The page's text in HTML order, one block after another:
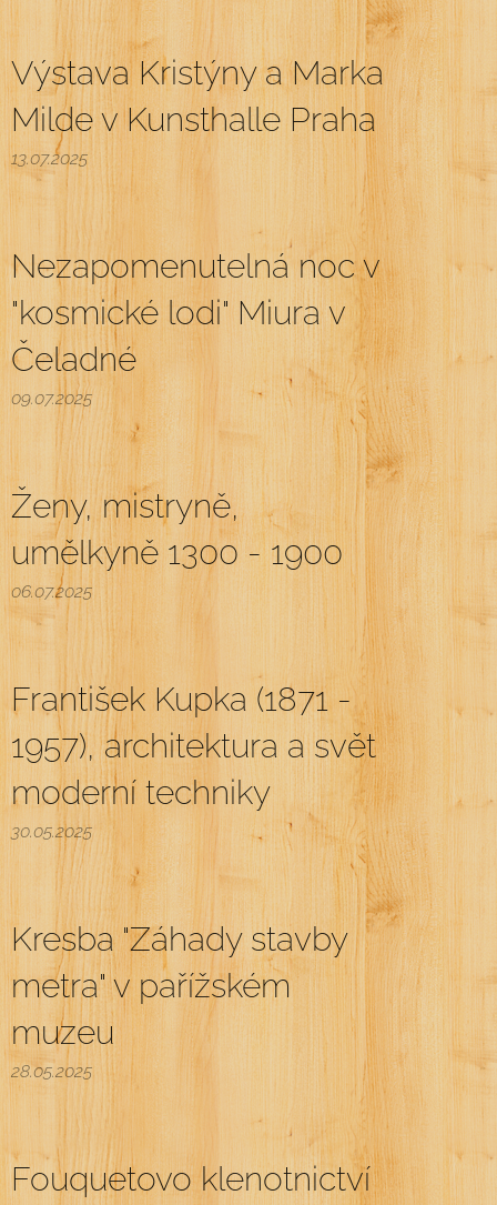
Výstava Kristýny a Marka
Milde v Kunsthalle Praha
13.07.2025
Nezapomenutelná noc v
"kosmické lodi" Miura v
Čeladné
09.07.2025
Ženy, mistryně,
umělkyně 1300 - 1900
06.07.2025
František Kupka (1871 -
1957), architektura a svět
moderní techniky
30.05.2025
Kresba "Záhady stavby
metra" v pařížském
muzeu
28.05.2025
Fouquetovo klenotnictví